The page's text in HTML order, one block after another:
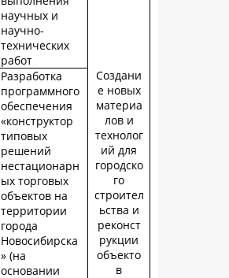
научных и
научно-
технических
работ
Создани
е новых
материа
лов и
технолог
ий для
городско
го
строител
ьства и
реконст
рукции
объекто
в
Разработка
программного
обеспечения
«конструктор
типовых
решений
нестационарн
ых торговых
объектов на
территории
города
Новосибирска
» (на
основании